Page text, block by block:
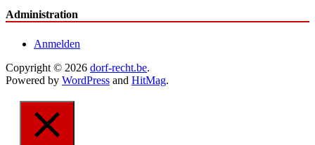
Administration
Anmelden
Copyright © 2026 dorf-recht.be.
Powered by WordPress and HitMag.